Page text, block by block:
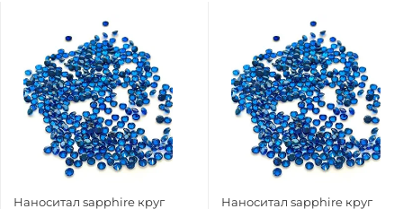
Наноситал sapphire круг
Наноситал sapphire круг